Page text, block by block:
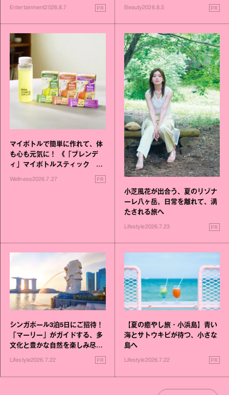
Entertainment2026.8.7 PR Beauty2026.8.5 PR
マイボトルで簡単に作れて、体
も心も元気に！ 《「ブレンデ
ィ」マイボトルスティック い
いこと毎日》シリーズが誕生
Wellness2026.7.27 PR
小芝風花が出合う、夏のリゾナ
ーレ八ヶ岳。日常を離れて、満
たされる旅へ
Lifestyle2026.7.23 PR
シンガポール3泊5日にご招待！
「マーリー」がガイドする、多
文化と豊かな自然を楽しみ尽く
Lifestyle2026.7.22 PR
【夏の癒やし旅・小浜島】青い
海とサトウキビが待つ、小さな
島へ
Lifestyle2026.7.22 PR